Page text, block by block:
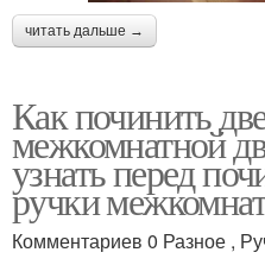
читать дальше →
Как починить
межкомнатной
узнать перед
ручки
Комментариев 0 Разное ,